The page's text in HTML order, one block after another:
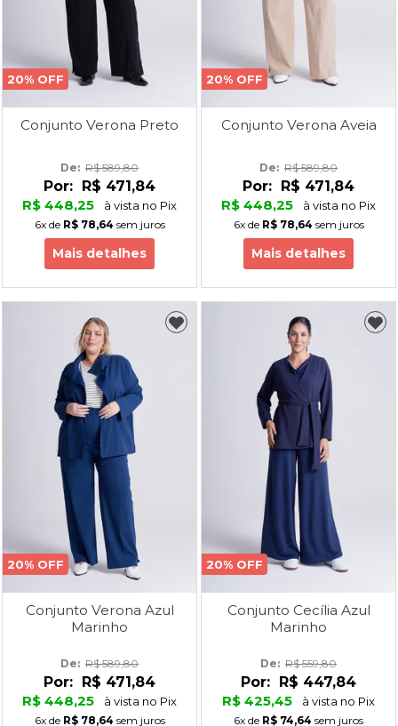
20% OFF
Conjunto Verona Preto
De: R$ 589,80
Por: R$ 471,84
R$ 448,25
à vista no Pix
6xde R$ 78,64 sem juros
Mais detalhes
20% OFF
Conjunto Verona Aveia
De: R$ 589,80
Por: R$ 471,84
R$ 448,25
à vista no Pix
6xde R$ 78,64 sem juros
Mais detalhes
20% OFF
Conjunto Verona Azul
Marinho
De: R$ 589,80
Por: R$ 471,84
R$ 448,25
à vista no Pix
6xde R$ 78,64 sem juros
20% OFF
Conjunto Cecília Azul
Marinho
De: R$ 559,80
Por: R$ 447,84
R$ 425,45
à vista no Pix
6x de R$ 74,64 sem juros